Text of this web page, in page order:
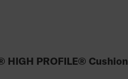
HIGH PROFILE® Cushion